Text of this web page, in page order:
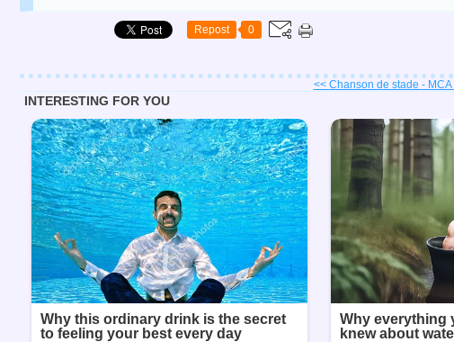
Repost 0
<< Chanson de stade - MCA